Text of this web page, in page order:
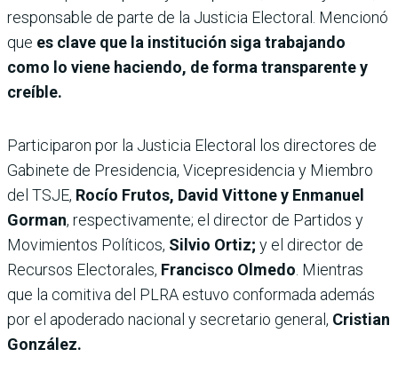
responsable de parte de la Justicia Electoral. Mencionó
que es clave que la institución siga trabajando
como lo viene haciendo, de forma transparente y
creíble.
Participaron por la Justicia Electoral los directores de
Gabinete de Presidencia, Vicepresidencia y Miembro
del TSJE, Rocío Frutos, David Vittone y Enmanuel
Gorman, respectivamente; el director de Partidos y
Movimientos Políticos, Silvio Ortiz; y el director de
Recursos Electorales, Francisco Olmedo . Mientras
que la comitiva del PLRA estuvo conformada además
por el apoderado nacional y secretario general, Cristian
González.